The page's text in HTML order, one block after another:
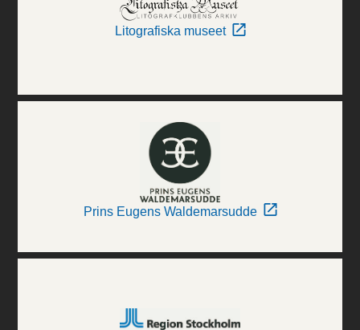
Litografiska museet
Prins Eugens Waldemarsudde